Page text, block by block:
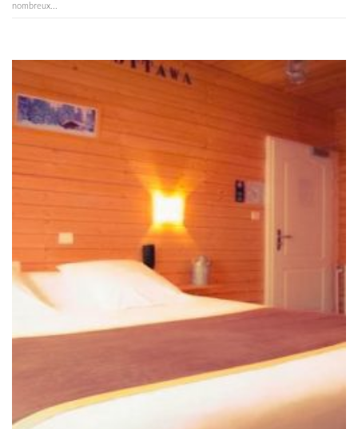
nombreux...